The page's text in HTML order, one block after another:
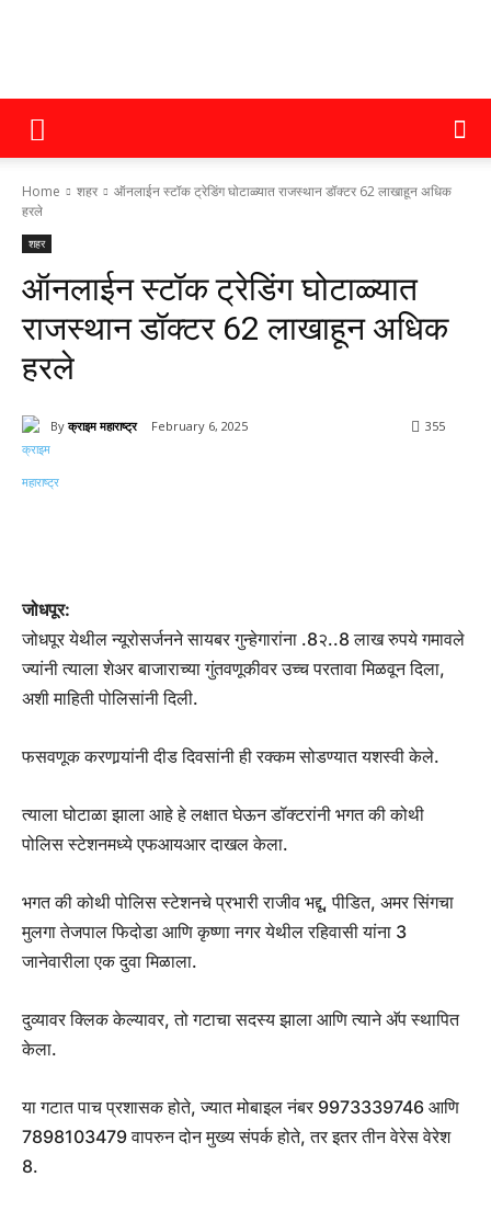
क्राइम
महाराष्ट्र
Home शहर
ऑनलाईन स्टॉक ट्रेडिंग घोटाळ्यात राजस्थान डॉक्टर 62 लाखाहून अधिक
हरले
शहर
ऑनलाईन स्टॉक ट्रेडिंग घोटाळ्यात
राजस्थान डॉक्टर 62 लाखाहून अधिक
हरले
By क्राइम महाराष्ट्र February 6, 2025 355
जोधपूर:
जोधपूर येथील न्यूरोसर्जनने सायबर गुन्हेगारांना .8२..8 लाख रुपये गमावले
ज्यांनी त्याला शेअर बाजाराच्या गुंतवणूकीवर उच्च परतावा मिळवून दिला,
अशी माहिती पोलिसांनी दिली.
फसवणूक करणार्‍यांनी दीड दिवसांनी ही रक्कम सोडण्यात यशस्वी केले.
त्याला घोटाळा झाला आहे हे लक्षात घेऊन डॉक्टरांनी भगत की कोथी
पोलिस स्टेशनमध्ये एफआयआर दाखल केला.
भगत की कोथी पोलिस स्टेशनचे प्रभारी राजीव भद्दू, पीडित, अमर सिंगचा
मुलगा तेजपाल फिदोडा आणि कृष्णा नगर येथील रहिवासी यांना 3
जानेवारीला एक दुवा मिळाला.
दुव्यावर क्लिक केल्यावर, तो गटाचा सदस्य झाला आणि त्याने अ‍ॅप स्थापित
केला.
या गटात पाच प्रशासक होते, ज्यात मोबाइल नंबर 9973339746 आणि
7898103479 वापरुन दोन मुख्य संपर्क होते, तर इतर तीन वेरेस वेरेश
8.